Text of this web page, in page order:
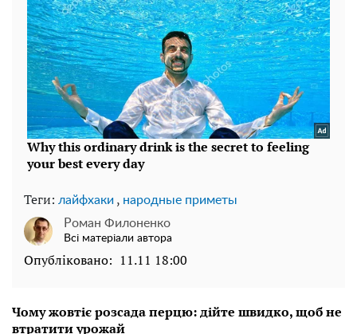
Теги: лайфхаки , народные приметы
Роман Филоненко
Всі матеріали автора
Опубліковано: 11.11 18:00
Чому жовтіє розсада перцю: дійте швидко, щоб не
втратити урожай